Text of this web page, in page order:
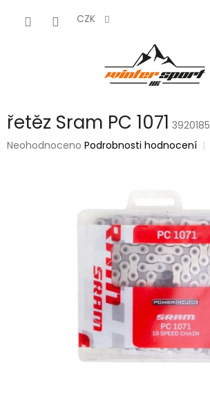
CZK
řetěz Sram PC 1071 3920185
Průměrné
Neohodnoceno Podrobnosti hodnocení